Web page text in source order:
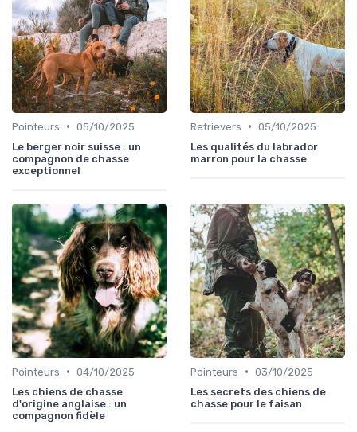
Pointeurs • 05/10/2025
Le berger noir suisse : un
compagnon de chasse
exceptionnel
Retrievers • 05/10/2025
Les qualités du labrador
marron pour la chasse
Pointeurs • 04/10/2025
Les chiens de chasse
d'origine anglaise : un
compagnon fidèle
Pointeurs • 03/10/2025
Les secrets des chiens de
chasse pour le faisan